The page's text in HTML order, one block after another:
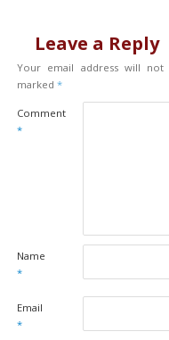
Leave a Reply
Your email address will not
marked *
Comment
*
Name
*
Email
*